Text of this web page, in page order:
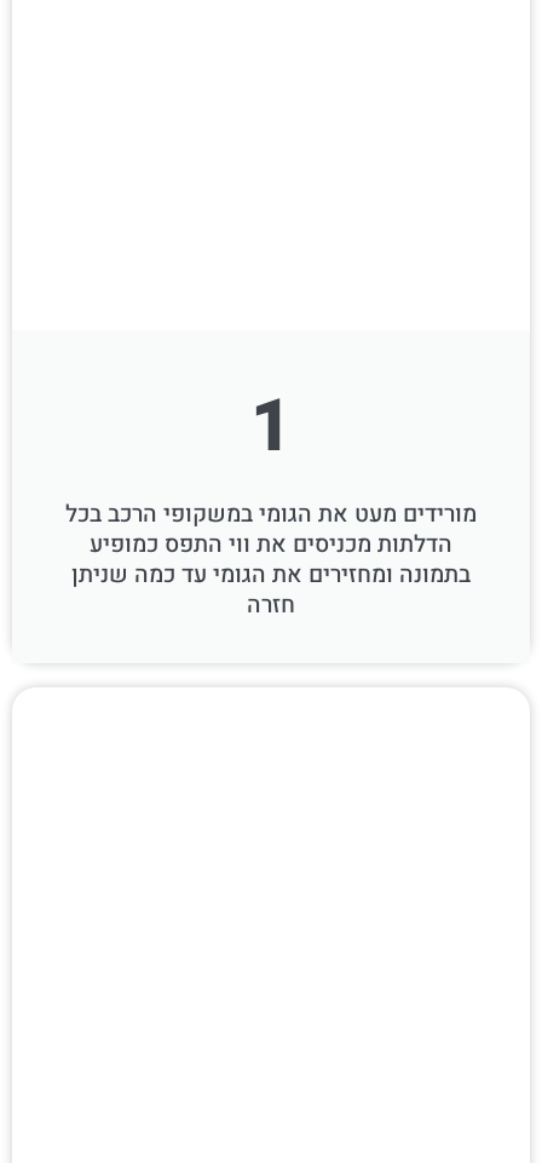
1
מורידים מעט את הגומי במשקופי הרכב בכל
הדלתות מכניסים את ווי התפס כמופיע
בתמונה ומחזירים את הגומי עד כמה שניתן
חזרה